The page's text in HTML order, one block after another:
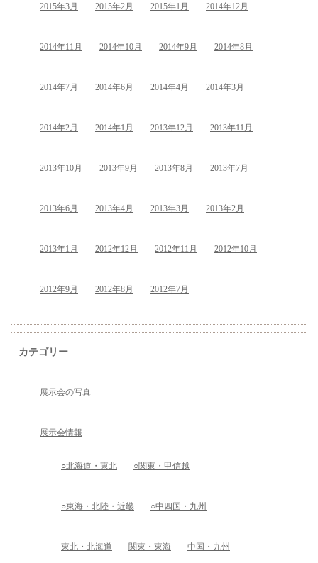
2015年3月 2015年2月 2015年1月 2014年12月
2014年11月 2014年10月 2014年9月 2014年8月
2014年7月 2014年6月 2014年4月 2014年3月
2014年2月 2014年1月 2013年12月 2013年11月
2013年10月 2013年9月 2013年8月 2013年7月
2013年6月 2013年4月 2013年3月 2013年2月
2013年1月 2012年12月 2012年11月 2012年10月
2012年9月 2012年8月 2012年7月
カテゴリー
展示会の写真
展示会情報
○北海道・東北 ○関東・甲信越
○東海・北陸・近畿 ○中四国・九州
東北・北海道 関東・東海 中国・九州